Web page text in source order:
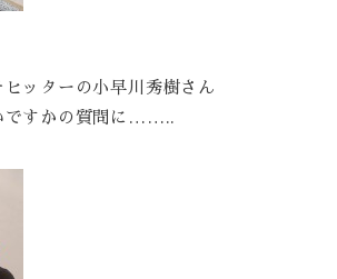
ッターの小早川秀樹さん
ですかの質問に……..